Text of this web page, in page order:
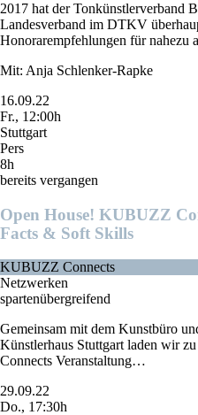
2017 hat der Tonkünstlerverband
Landesverband im DTKV
Honorarempfehlungen für nahezu
Mit: Anja Schlenker-Rapke
16.09.22
Fr., 12:00h
Stuttgart
Pers
8h
bereits vergangen
Open House! KUBUZZ
Facts & Soft Skills
KUBUZZ Connects
Netzwerken
spartenübergreifend
Gemeinsam mit dem Kunstbüro
Künstlerhaus Stuttgart laden wir
Connects Veranstaltung…
29.09.22
Do., 17:30h